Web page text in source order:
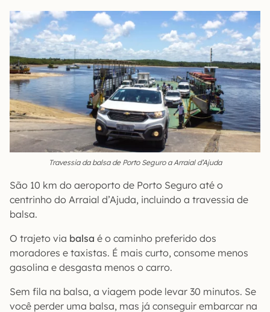
Travessia da balsa de Porto Seguro a Arraial d’Ajuda
São 10 km do aeroporto de Porto Seguro até o
centrinho do Arraial d’Ajuda, incluindo a travessia de
balsa.
O trajeto via balsa é o caminho preferido dos
moradores e taxistas. É mais curto, consome menos
gasolina e desgasta menos o carro.
Sem fila na balsa, a viagem pode levar 30 minutos. Se
você perder uma balsa, mas já conseguir embarcar na